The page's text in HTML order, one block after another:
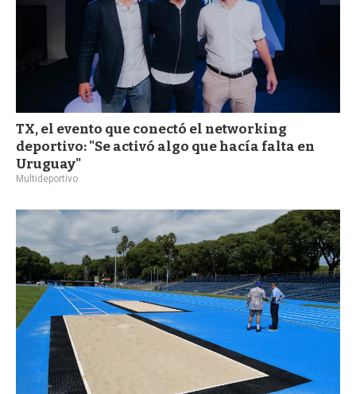
TX, el evento que conectó el networking
deportivo: "Se activó algo que hacía falta en
Uruguay"
Multideportivo